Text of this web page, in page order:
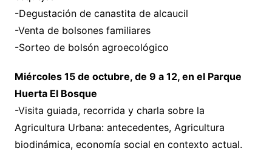
-Degustación de canastita de alcaucil
-Venta de bolsones familiares
-Sorteo de bolsón agroecológico
Miércoles 15 de octubre, de 9 a 12, en el Parque
Huerta El Bosque
-Visita guiada, recorrida y charla sobre la
Agricultura Urbana: antecedentes, Agricultura
biodinámica, economía social en contexto actual.